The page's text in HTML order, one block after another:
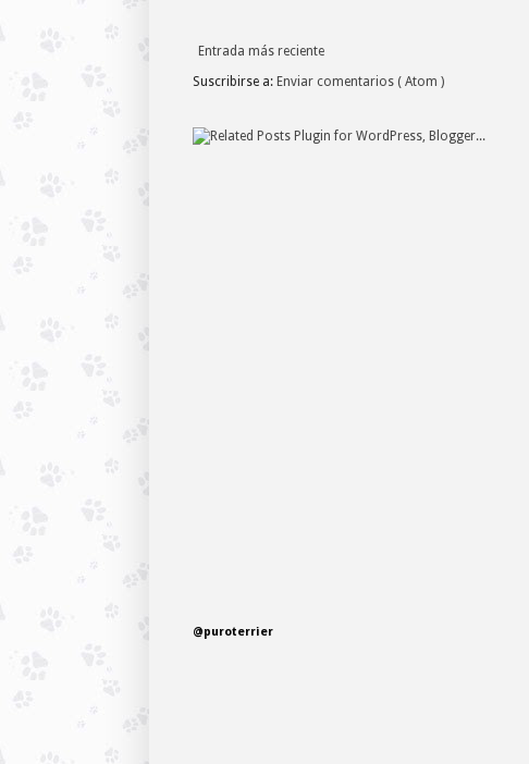
Entrada más reciente
Suscribirse a: Enviar comentarios ( Atom )
@puroterrier